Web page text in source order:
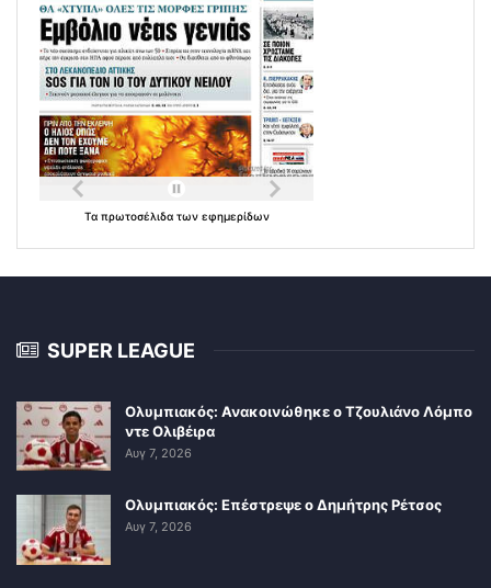
Τα πρωτοσέλιδα των εφημερίδων
SUPER LEAGUE
Ολυμπιακός: Ανακοινώθηκε ο Τζουλιάνο Λόμπο
ντε Ολιβέιρα
Αυγ 7, 2026
Ολυμπιακός: Επέστρεψε ο Δημήτρης Ρέτσος
Αυγ 7, 2026